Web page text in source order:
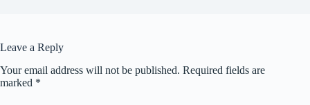
Leave a Reply
Your email address will not be published. Required fields are
marked *